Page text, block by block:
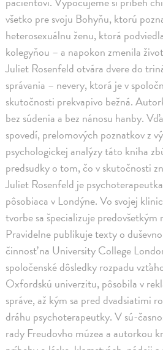
všetko pre svoju Bohyňu, ktorú
heterosexuálnu ženu, ktorá
kolegyňou – a napokon zmenila
Juliet Rosenfeld otvára dvere do
správania – nevery, ktorá je v
skutočnosti prekvapivo bežná.
bez súdenia a bez nánosu hanby.
spovedí, prelomových poznatkov z
psychologickej analýzy táto kniha
predsudky o tom, čo v skutočnosti
Juliet Rosenfeld je
pôsobiaca v Londýne. Vo svojej
tvorbe sa špecializuje predovšetkým
Pravidelne publikuje texty o
činnosť na University College
spoločenské dôsledky rozpadu
Oxfordskú univerzitu, pôsobila v
správe, až kým sa pred dvadsiatimi
dráhu psychoterapeutky. V sú-
rady Freudovho múzea a autorkou